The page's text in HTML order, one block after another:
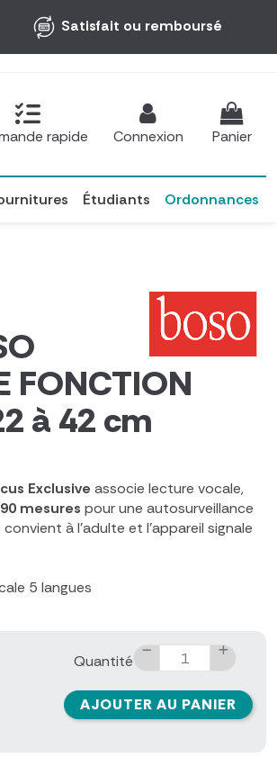
Satisfait ou remboursé
rapide Connexion Panier
Étudiants Ordonnances
FONCTION
à 42 cm
Exclusive associe lecture vocale,
90 mesures pour une autosurveillance
convient à l'adulte et l'appareil signale
5 langues
Quantité
AJOUTER AU PANIER